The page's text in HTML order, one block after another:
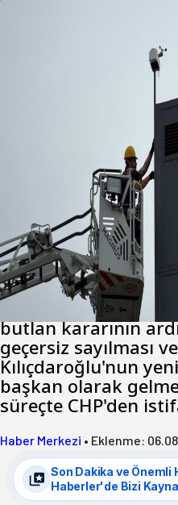
Büyükşehir Çevresel
Bandırma ile Güçlendirdi
05 Ağustos 2026
Anasayfa/Genel/ Yeni Parti
Yeni Parti
Cumhuriyet Halk
butlan kararının
geçersiz sayılması
Kılıçdaroğlu'nun
başkan olarak
süreçte CHP'den
Haber Merkezi • Eklenme:
Son Dakika ve Önemli
Haberler'de Bizi